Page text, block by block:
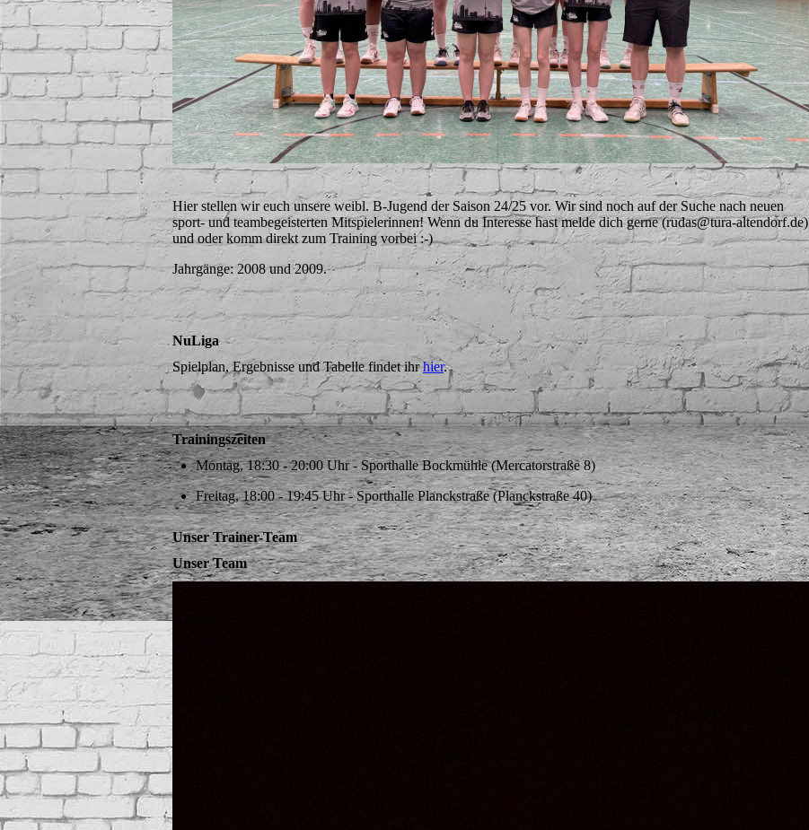
Hier stellen wir euch unsere weibl. B-Jugend der Saison 24/25 vor. Wir sind noch auf der Suche nach neuen
sport- und teambegeisterten Mitspielerinnen! Wenn du Interesse hast melde dich gerne (rudas@tura-altendorf.de)
und oder komm direkt zum Training vorbei :-)
Jahrgänge: 2008 und 2009.
NuLiga
Spielplan, Ergebnisse und Tabelle findet ihrhier.
Trainingszeiten
Montag, 18:30 - 20:00 Uhr - Sporthalle Bockmühle (Mercatorstraße 8)
Freitag, 18:00 - 19:45 Uhr - Sporthalle Planckstraße (Planckstraße 40)
Unser Trainer-Team
Unser Team